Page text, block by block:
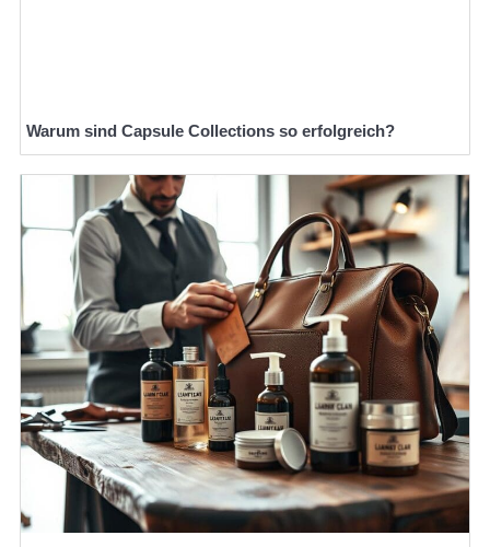
Warum sind Capsule Collections so erfolgreich?